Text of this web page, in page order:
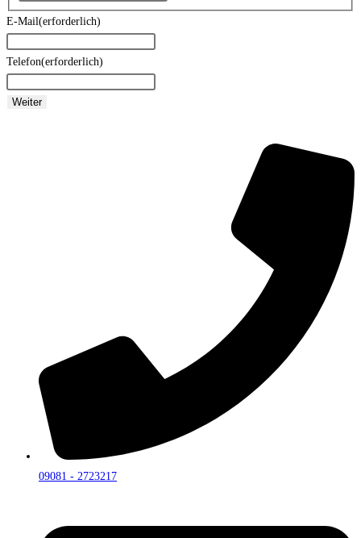
E-Mail(erforderlich)
Telefon(erforderlich)
09081 - 2723217